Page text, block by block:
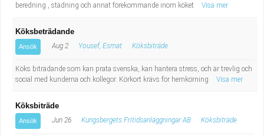
beredning , städning och annat förekommande inom köket Visa mer
Köksbeträdande
Ansök Aug 2 Yousef, Esmat Köksbiträde
Köks biträdande som kan prata svenska, kan hantera stress, och är trevlig och
social med kunderna och kollegor. Körkort krävs för hemkörning
Visa mer
Köksbiträde
Ansök Jun 26 Kungsbergets Fritidsanläggningar AB Köksbiträde